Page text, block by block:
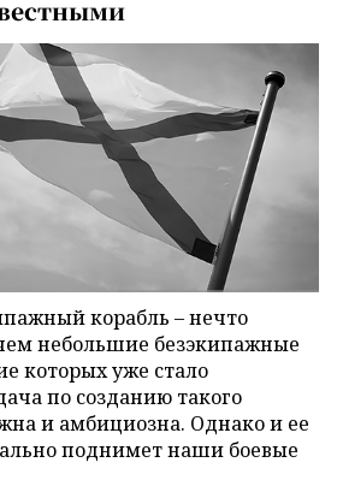
корабль – нечто
небольшие безэкипажные
которых уже стало
по созданию такого
и амбициозна. Однако и ее
поднимет наши боевые